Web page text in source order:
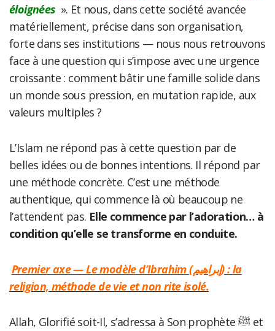
éloignées ». Et nous, dans cette société avancée
matériellement, précise dans son organisation,
forte dans ses institutions — nous nous retrouvons
face à une question qui s’impose avec une urgence
croissante : comment bâtir une famille solide dans
un monde sous pression, en mutation rapide, aux
valeurs multiples ?
L’Islam ne répond pas à cette question par de
belles idées ou de bonnes intentions. Il répond par
une méthode concrète. C’est une méthode
authentique, qui commence là où beaucoup ne
l’attendent pas. Elle commence par l’adoration… à
condition qu’elle se transforme en conduite.
Premier axe — Le modèle d’Ibrahim (إبراهيم) : la
religion, méthode de vie et non rite isolé.
Allah, Glorifié soit-Il, s’adressa à Son prophète ﷺ et